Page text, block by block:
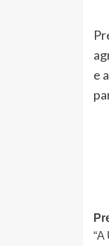
e
“A